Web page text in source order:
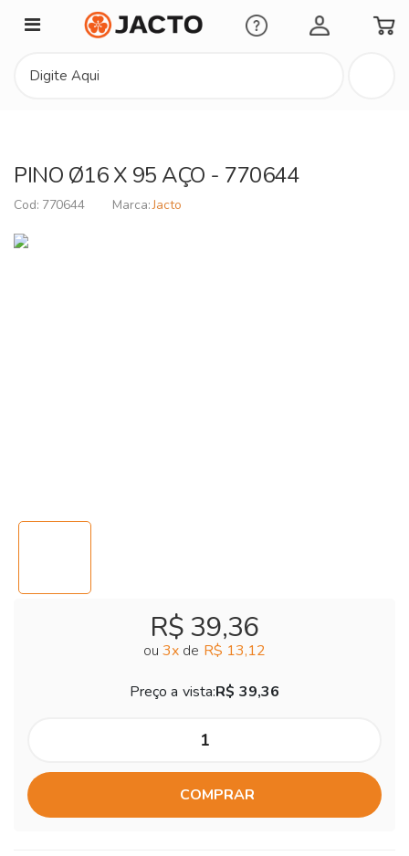
Minha Conta
PINO Ø16 X 95 AÇO - 770644
770644 Jacto
R$ 39,36
ou 3x de R$ 13,12
Preço a vista:R$ 39,36
COMPRAR